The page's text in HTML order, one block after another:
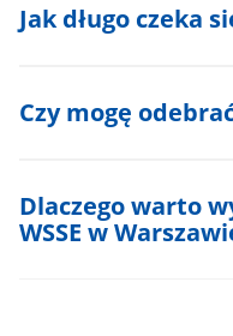
Jak długo czeka
Czy mogę
Dlaczego warto
WSSE w